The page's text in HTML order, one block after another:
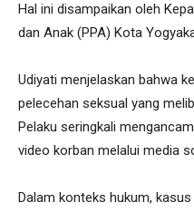
Hal ini disampaikan oleh
dan Anak (PPA) Kota
Udiyati menjelaskan bahwa
pelecehan seksual yang
Pelaku seringkali
video korban melalui media
Dalam konteks hukum,